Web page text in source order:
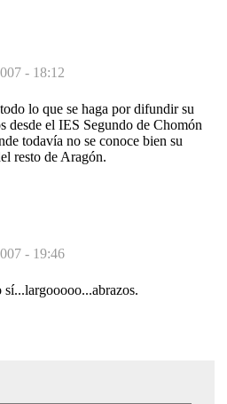
- 18:12
lo que se haga por difundir su
desde el IES Segundo de Chomón
todavía no se conoce bien su
resto de Aragón.
- 19:46